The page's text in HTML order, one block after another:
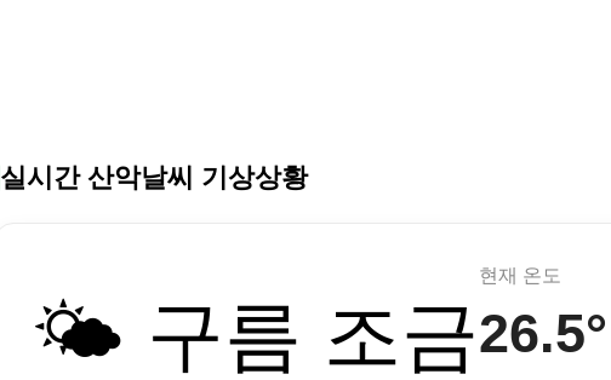
실시간 산악날씨 기상상황
🌤️ 구름 조금
현재 온도
26.5°